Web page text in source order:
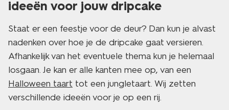
ideeën voor jouw dripcake
Staat er een feestje voor de deur? Dan kun je alvast
nadenken over hoe je de dripcake gaat versieren.
Afhankelijk van het eventuele thema kun je helemaal
losgaan. Je kan er alle kanten mee op, van een
Halloween taart tot een jungletaart. Wij zetten
verschillende ideeën voor je op een rij.